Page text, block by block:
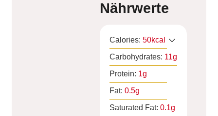
Nährwerte
Calories: 50kcal
Carbohydrates: 11g
Protein: 1g
Fat: 0.5g
Saturated Fat: 0.1g